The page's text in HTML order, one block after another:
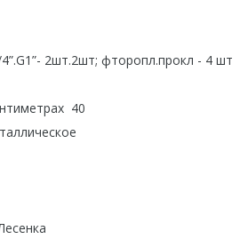
2шт.2шт; фторопл.прокл - 4 шт
40